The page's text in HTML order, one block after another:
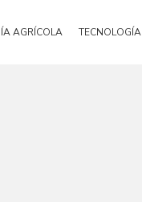
AGRÍCOLA TECNOLOGÍA